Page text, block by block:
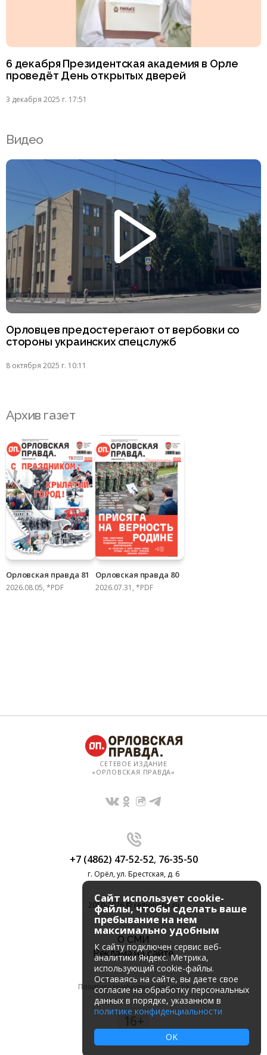
6 декабря Президентская академия в Орле
проведёт День открытых дверей
3 декабря 2025 г. 17:51
Видео
Орловцев предостерегают от вербовки со
стороны украинских спецслужб
8 октября 2025 г. 10:11
Архив газет
Орловская правда 81
2026.08.05, *PDF
Орловская правда 80
2026.07.31, *PDF
СЕТЕВОЕ ИЗДАНИЕ
«ОРЛОВСКАЯ ПРАВДА»
+7 (4862) 47-52-52, 76-35-50
г. Орёл, ул. Брестская, д. 6
2010-2026 © regionorel.ru
О СМИ
Реклама на сайте
Политика конфиденциальности
16+
Сайт использует cookie-
файлы, чтобы сделать ваше
пребывание на нем
максимально удобным
К cайту подключен сервис веб-
аналитики Яндекс. Метрика,
использующий cookie-файлы.
Оставаясь на сайте, вы даете свое
согласие на обработку персональных
данных в порядке, указанном в
политике конфиденциальности
OK